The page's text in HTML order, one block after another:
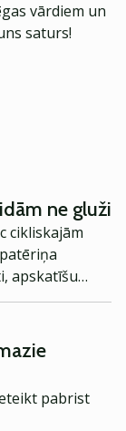
vārdiem un
saturs!
ne gluži
cikliskajām
apskatīšu
stabilitātes
patēriņa
ar ļoti
kas
Staples
pabrist